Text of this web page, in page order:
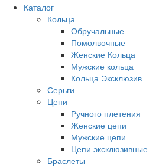
Каталог
Кольца
Обручальные
Помолвочные
Женские Кольца
Мужские кольца
Кольца Эксклюзив
Серьги
Цепи
Ручного плетения
Женские цепи
Мужские цепи
Цепи эксклюзивные
Браслеты